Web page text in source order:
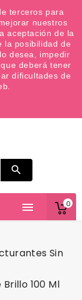
del fin de
Favoritos (0)
0

Sin
100 Ml
terceros para
nuestros
aceptación de la
la posibilidad de
desea, impedir
deberá tener
dificultades de